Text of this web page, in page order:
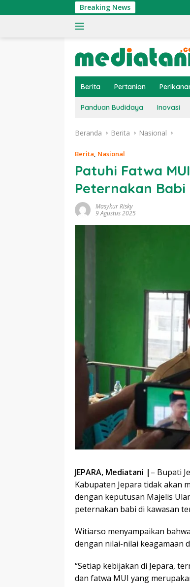
ke
Breaking News
Berita Pertanian
Panduan Budidaya Inovasi
Beranda Berita Nasional
Berita, Nasional
Patuhi Fatwa
Peternakan Babi
Masykur Risky
9 Agustus 2025
JEPARA, Mediatani | – Bupati
Kabupaten Jepara tidak akan
dengan keputusan Majelis
peternakan babi di kawasan
Witiarso menyampaikan
dengan nilai-nilai keagamaan
“Setiap kebijakan di Jepara,
dan fatwa MUI yang